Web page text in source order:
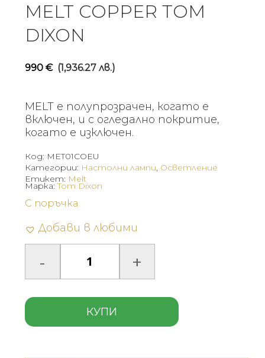
MELT COPPER TOM
DIXON
990 € (1,936.27 лв.)
MELT е полупрозрачен, когато е
включен, и с огледално покритие,
когато е изключен.
Код: MET01COEU
Категории: Настолни лампи, Осветление
Етикет: Melt
С поръчка
Добави в любими
КУПИ
Марка:Tom Dixon